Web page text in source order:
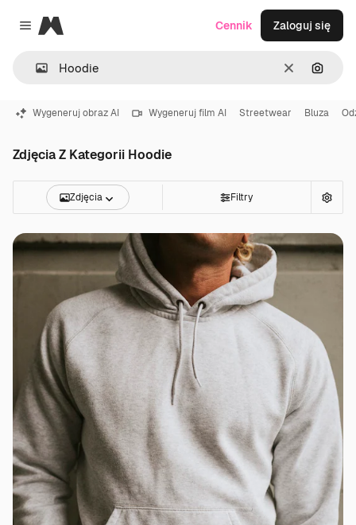
Close menu
Magnific
WyczyśćSzukaj
Cennik Zaloguj się
Wygeneruj obraz AI Wygeneruj film AI Streetwear Bluza
Zdjęcia Z Kategorii Hoodie
Zdjęcia Filtry